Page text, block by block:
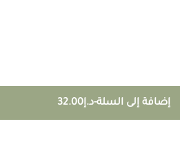
إضافة إلى السلة-د.إ32.00